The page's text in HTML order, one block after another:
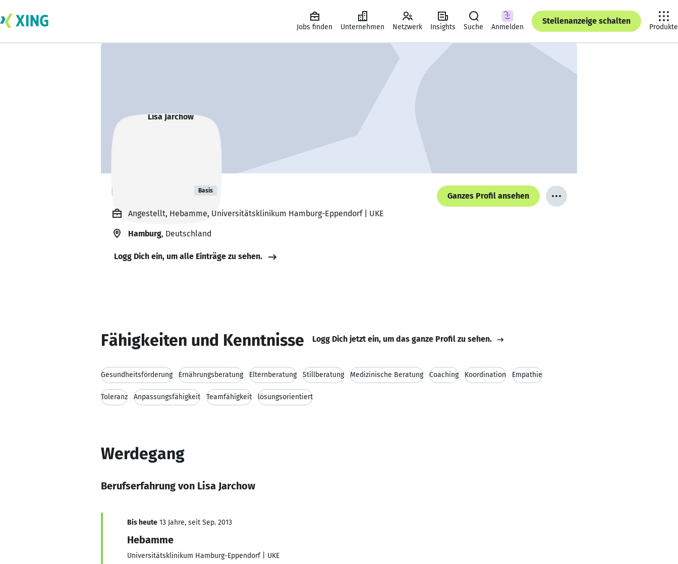
Jobs finden Unternehmen Netzwerk Insights Suche Anmelden
Stellenanzeige schalten
Produkte
Lisa Jarchow Basis
Ganzes Profil ansehen
Angestellt, Hebamme, Universitätsklinikum Hamburg-Eppendorf | UKE
Hamburg, Deutschland
Logg Dich ein, um alle Einträge zu sehen.
Fähigkeiten und Kenntnisse Logg Dich jetzt ein, um das ganze Profil zu sehen.
Gesundheitsförderung Ernährungsberatung Elternberatung Stillberatung Medizinische Beratung Coaching Koordination Empathie
Toleranz Anpassungsfähigkeit Teamfähigkeit lösungsorientiert
Werdegang
Berufserfahrung von Lisa Jarchow
Bis heute 13 Jahre, seit Sep. 2013
Hebamme
Universitätsklinikum Hamburg-Eppendorf | UKE